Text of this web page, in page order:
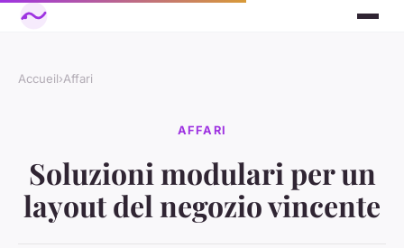
Accueil›Affari
AFFARI
Soluzioni modulari per un
layout del negozio vincente